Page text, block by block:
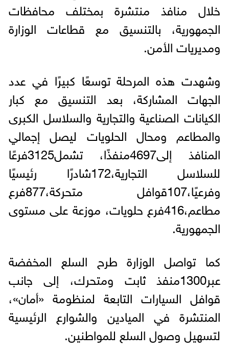
خلال منافذ منتشرة بمختلف محافظات
الجمهورية، بالتنسيق مع قطاعات الوزارة
ومديريات الأمن.
وشهدت هذه المرحلة توسعًا كبيرًا في عدد
الجهات المشاركة، بعد التنسيق مع كبار
الكيانات الصناعية والتجارية والسلاسل الكبرى
والمطاعم ومحال الحلويات ليصل إجمالي
المنافذ إلى4697منفذًا، تشمل3125فرعًا
للسلاسل التجارية،172شادرًا رئيسيًا
وفرعيًا،107قوافل متحركة،877فرع
مطاعم،416فرع حلويات، موزعة على مستوى
الجمهورية.
كما تواصل الوزارة طرح السلع المخفضة
عبر1300منفذ ثابت ومتحرك، إلى جانب
قوافل السيارات التابعة لمنظومة «أمان»،
المنتشرة في الميادين والشوارع الرئيسية
لتسهيل وصول السلع للمواطنين.